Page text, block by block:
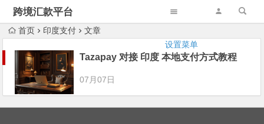
跨境汇款平台
设置菜单
首页 印度支付 文章
Tazapay 对接 印度 本地支付方式教程
07月07日